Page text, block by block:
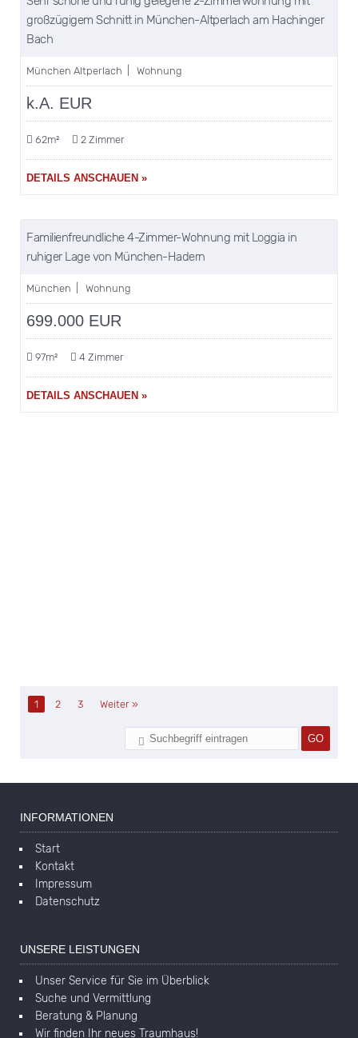
VERKAUFT
großzügigem Schnitt in München-Altperlach am Hachinger
Bach
München Altperlach | Wohnung
k.A. EUR
62m² 2 Zimmer
DETAILS ANSCHAUEN »
VERKAUFT
Familienfreundliche 4-Zimmer-Wohnung mit Loggia in
ruhiger Lage von München-Hadern
München | Wohnung
699.000 EUR
97m² 4 Zimmer
DETAILS ANSCHAUEN »
1 2 3 Weiter »
INFORMATIONEN
Start
Kontakt
Impressum
Datenschutz
UNSERE LEISTUNGEN
Unser Service für Sie im Überblick
Suche und Vermittlung
Beratung & Planung
Wir finden Ihr neues Traumhaus!